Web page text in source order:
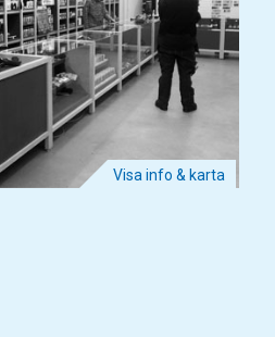
Visa info & karta